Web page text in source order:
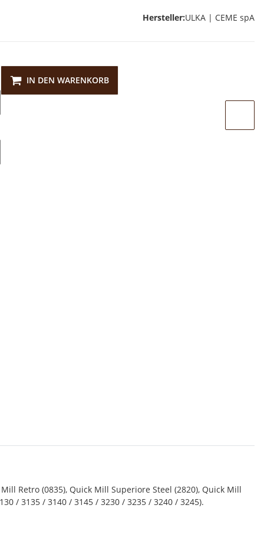
Hersteller:ULKA | CEME spA
IN DEN WARENKORB
Retro (0835), Quick Mill Superiore Steel (2820), Quick Mill
/ 3135 / 3140 / 3145 / 3230 / 3235 / 3240 / 3245).